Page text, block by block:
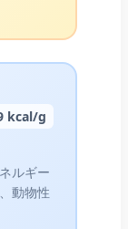
kcal/g
ルギー
動物性